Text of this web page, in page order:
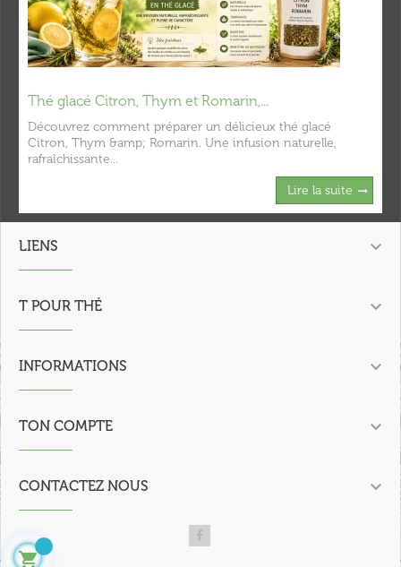
Thé glacé Citron, Thym et Romarin,...
Découvrez comment préparer un délicieux thé glacé
Citron, Thym &amp; Romarin. Une infusion naturelle,
rafraîchissante...
Lire la suite
LIENS 
T POUR THÉ 
INFORMATIONS 
TON COMPTE 
CONTACTEZ NOUS 
